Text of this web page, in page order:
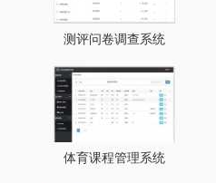
测评问卷调查系统
体育课程管理系统